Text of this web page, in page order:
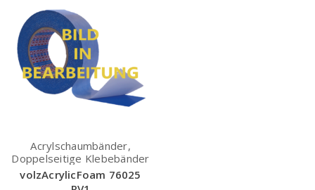
Acrylschaumbänder,
Doppelseitige Klebebänder
volzAcrylicFoam 76025